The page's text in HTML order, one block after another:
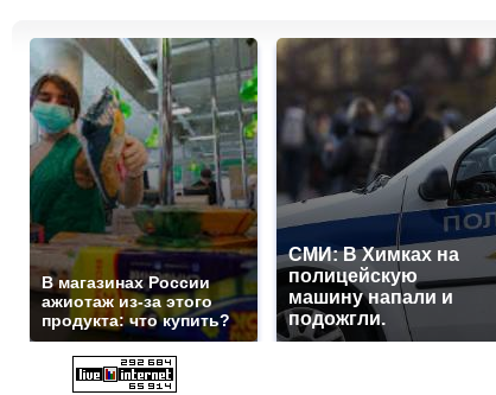
В магазинах России
ажиотаж из-за этого
продукта: что купить?
СМИ: В Химках на
полицейскую
машину напали и
подожгли.